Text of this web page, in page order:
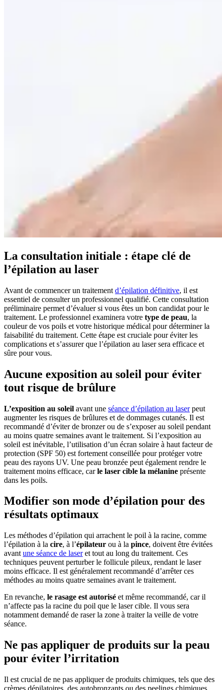
La consultation initiale : étape clé de
l’épilation au laser
Avant de commencer un traitement d’épilation définitive, il est
essentiel de consulter un professionnel qualifié. Cette consultation
préliminaire permet d’évaluer si vous êtes un bon candidat pour le
traitement. Le professionnel examinera votre type de peau, la
couleur de vos poils et votre historique médical pour déterminer la
faisabilité du traitement. Cette étape est cruciale pour éviter les
complications et s’assurer que l’épilation au laser sera efficace et
sûre pour vous.
Aucune exposition au soleil pour éviter
tout risque de brûlure
L’exposition au soleil avant une séance d’épilation au laserpeut
augmenter les risques de brûlures et de dommages cutanés. Il est
recommandé d’éviter de bronzer ou de s’exposer au soleil pendant
au moins quatre semaines avant le traitement. Si l’exposition au
soleil est inévitable, l’utilisation d’un écran solaire à haut facteur de
protection (SPF 50) est fortement conseillée pour protéger votre
peau des rayons UV. Une peau bronzée peut également rendre le
traitement moins efficace, carle laser cible la mélanine présente
dans les poils.
Modifier son mode d’épilation pour des
résultats optimaux
Les méthodes d’épilation qui arrachent le poil à la racine, comme
l’épilation à la cire, à l’épilateur ou à la pince, doivent être évitées
avant une séance de laseret tout au long du traitement. Ces
techniques peuvent perturber le follicule pileux, rendant le laser
moins efficace. Il est généralement recommandé d’arrêter ces
méthodes au moins quatre semaines avant le traitement.
En revanche, le rasage est autorisé et même recommandé, car il
n’affecte pas la racine du poil que le laser cible. Il vous sera
notamment demandé de raser la zone à traiter la veille de votre
séance.
Ne pas appliquer de produits sur la peau
pour éviter l’irritation
Il est crucial de ne pas appliquer de produits chimiques, tels que des